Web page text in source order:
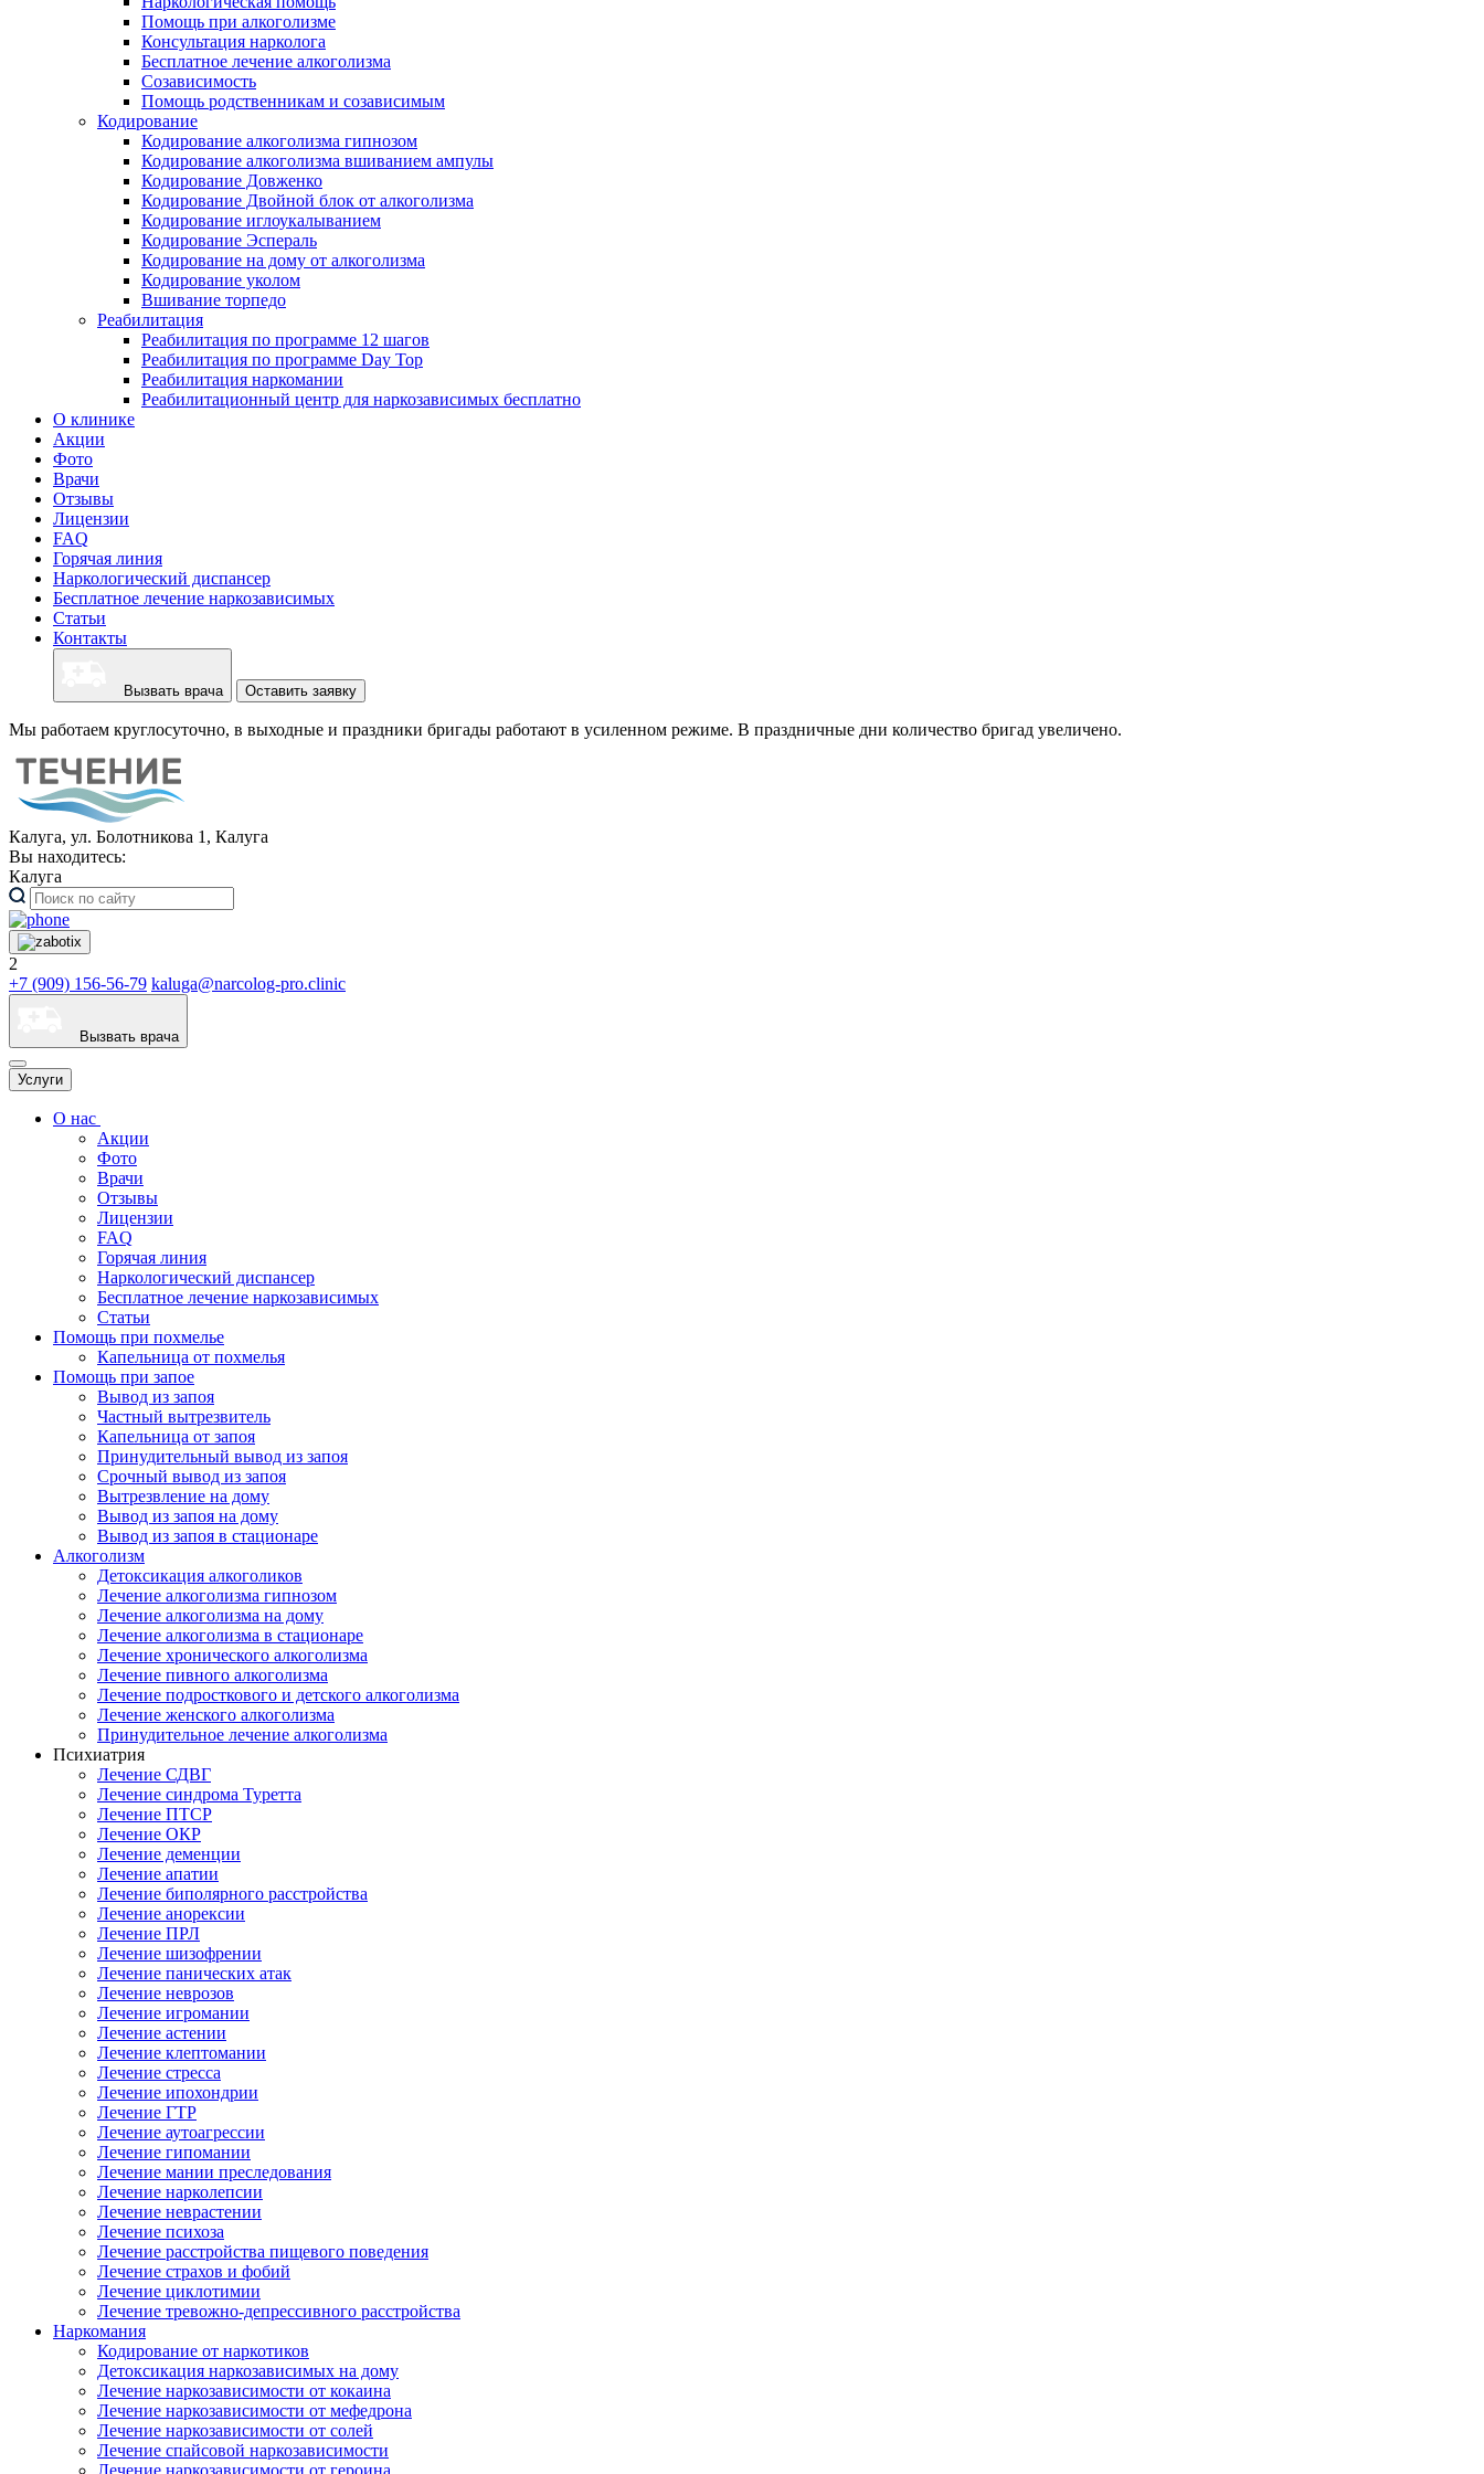
Помощь при алкоголизме
Консультация нарколога
Бесплатное лечение алкоголизма
Созависимость
Помощь родственникам и созависимым
Кодирование
Кодирование алкоголизма гипнозом
Кодирование алкоголизма вшиванием ампулы
Кодирование Довженко
Кодирование Двойной блок от алкоголизма
Кодирование иглоукалыванием
Кодирование Эспераль
Кодирование на дому от алкоголизма
Кодирование уколом
Вшивание торпедо
Реабилитация
Реабилитация по программе 12 шагов
Реабилитация по программе Day Top
Реабилитация наркомании
Реабилитационный центр для наркозависимых бесплатно
О клинике
Акции
Фото
Врачи
Отзывы
Лицензии
FAQ
Горячая линия
Наркологический диспансер
Бесплатное лечение наркозависимых
Статьи
Контакты
Вызвать врача Оставить заявку
Мы работаем круглосуточно, в выходные и праздники бригады работают в усиленном режиме. В праздничные дни количество бригад увеличено.
Калуга, ул. Болотникова 1, Калуга
Вы находитесь:
Калуга
2
+7 (909) 156-56-79 kaluga@narcolog-pro.clinic
Вызвать врача
Услуги
О нас
Акции
Фото
Врачи
Отзывы
Лицензии
FAQ
Горячая линия
Наркологический диспансер
Бесплатное лечение наркозависимых
Статьи
Помощь при похмелье
Капельница от похмелья
Помощь при запое
Вывод из запоя
Частный вытрезвитель
Капельница от запоя
Принудительный вывод из запоя
Срочный вывод из запоя
Вытрезвление на дому
Вывод из запоя на дому
Вывод из запоя в стационаре
Алкоголизм
Детоксикация алкоголиков
Лечение алкоголизма гипнозом
Лечение алкоголизма на дому
Лечение алкоголизма в стационаре
Лечение хронического алкоголизма
Лечение пивного алкоголизма
Лечение подросткового и детского алкоголизма
Лечение женского алкоголизма
Принудительное лечение алкоголизма
Психиатрия
Лечение СДВГ
Лечение синдрома Туретта
Лечение ПТСР
Лечение ОКР
Лечение деменции
Лечение апатии
Лечение биполярного расстройства
Лечение анорексии
Лечение ПРЛ
Лечение шизофрении
Лечение панических атак
Лечение неврозов
Лечение игромании
Лечение астении
Лечение клептомании
Лечение стресса
Лечение ипохондрии
Лечение ГТР
Лечение аутоагрессии
Лечение гипомании
Лечение мании преследования
Лечение нарколепсии
Лечение неврастении
Лечение психоза
Лечение расстройства пищевого поведения
Лечение страхов и фобий
Лечение циклотимии
Лечение тревожно-депрессивного расстройства
Наркомания
Кодирование от наркотиков
Детоксикация наркозависимых на дому
Лечение наркозависимости от кокаина
Лечение наркозависимости от мефедрона
Лечение наркозависимости от солей
Лечение спайсовой наркозависимости
Лечение наркозависимости от героина